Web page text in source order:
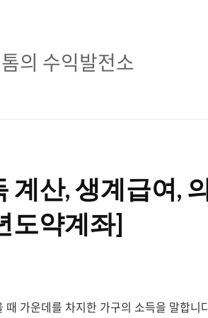
클
익
발
의 수익발전소
산, 생계급여,
도약계좌]
가운데를 차지한 가구의 소득을 말합니